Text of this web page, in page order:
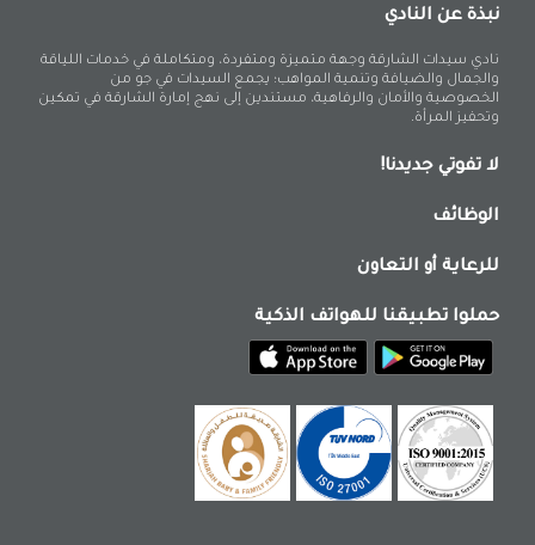
نبذة عن النادي
نادي سيدات الشارقة وجهة متميزة ومتفردة، ومتكاملة في خدمات اللياقة
والجمال والضيافة وتنمية المواهب؛ يجمع السيدات في جو من
الخصوصية والأمان والرفاهية، مستندين إلى نهج إمارة الشارقة في تمكين
وتحفيز المرأة.
لا تفوتي جديدنا!
الوظائف
للرعاية أو التعاون
حملوا تطبيقنا للهواتف الذكية